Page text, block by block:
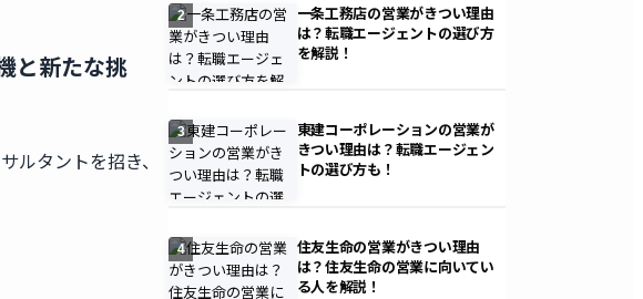
と新たな挑
ルタントを招き、
2
一条工務店の営業がきつい理由
は？転職エージェントの選び方
を解説！
3
東建コーポレーションの営業が
きつい理由は？転職エージェン
トの選び方も！
4
住友生命の営業がきつい理由
は？住友生命の営業に向いてい
る人を解説！